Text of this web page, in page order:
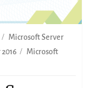
Microsoft Server
Microsoft